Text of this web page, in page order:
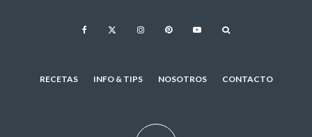
RECETAS INFO & TIPS NOSOTROS CONTACTO